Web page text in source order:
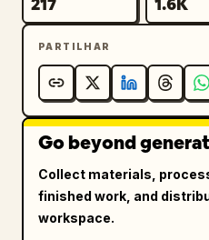
PARTILHAR
Go beyond
Collect materials,
finished work, and
workspace.